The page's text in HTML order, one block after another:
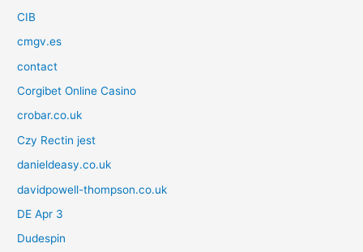
CIB
cmgv.es
contact
Corgibet Online Casino
crobar.co.uk
Czy Rectin jest
danieldeasy.co.uk
davidpowell-thompson.co.uk
DE Apr 3
Dudespin